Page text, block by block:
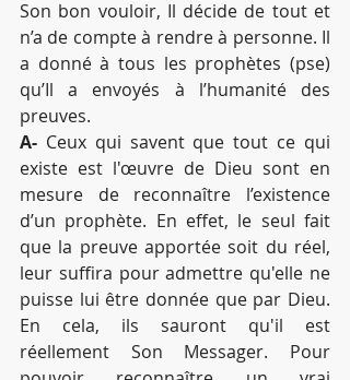
Son bon vouloir, Il décide de tout et
n’a de compte à rendre à personne. Il
a donné à tous les prophètes (pse)
qu’Il a envoyés à l’humanité des
preuves.
A- Ceux qui savent que tout ce qui
existe est l'œuvre de Dieu sont en
mesure de reconnaître l’existence
d’un prophète. En effet, le seul fait
que la preuve apportée soit du réel,
leur suffira pour admettre qu'elle ne
puisse lui être donnée que par Dieu.
En cela, ils sauront qu'il est
réellement Son Messager. Pour